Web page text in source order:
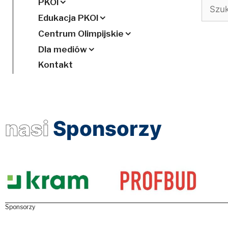
Edukacja PKOl
Centrum Olimpijskie
Dla mediów
Kontakt
nasi Sponsorzy
Sponsorzy